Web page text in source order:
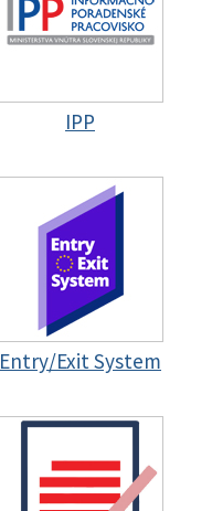
IPP
Entry/Exit System